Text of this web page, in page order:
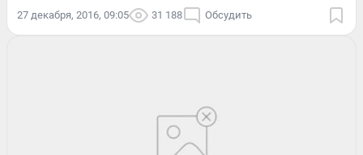
27 декабря, 2016, 09:05 31 188 Обсудить